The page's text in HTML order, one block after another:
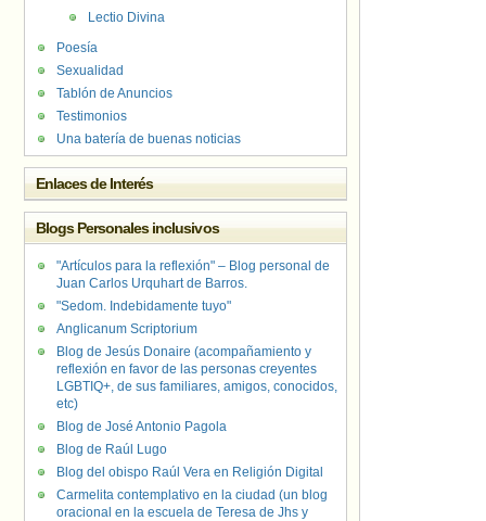
Lectio Divina
Poesía
Sexualidad
Tablón de Anuncios
Testimonios
Una batería de buenas noticias
Enlaces de Interés
Blogs Personales inclusivos
"Artículos para la reflexión" – Blog personal de
Juan Carlos Urquhart de Barros.
"Sedom. Indebidamente tuyo"
Anglicanum Scriptorium
Blog de Jesús Donaire (acompañamiento y
reflexión en favor de las personas creyentes
LGBTIQ+, de sus familiares, amigos, conocidos,
etc)
Blog de José Antonio Pagola
Blog de Raúl Lugo
Blog del obispo Raúl Vera en Religión Digital
Carmelita contemplativo en la ciudad (un blog
oracional en la escuela de Teresa de Jhs y